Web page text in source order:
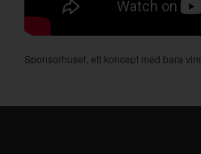
Sponsorhuset, ett koncept med bara